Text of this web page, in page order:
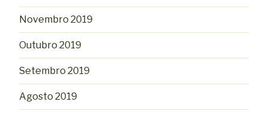
Novembro 2019
Outubro 2019
Setembro 2019
Agosto 2019